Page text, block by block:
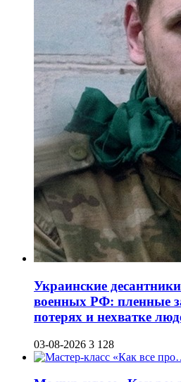
Украинские
военных РФ: пленные
потерях и нехватке
03-08-2026 3 128